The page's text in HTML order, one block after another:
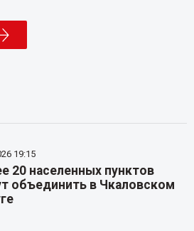
19:15
20 населенных пунктов
объединить в Чкаловском